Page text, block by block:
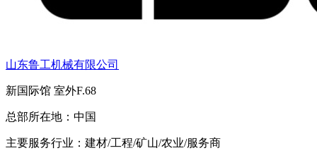
山东鲁工机械有限公司
新国际馆 室外F.68
总部所在地： 中国
主要服务行业： 建材/工程/矿山/农业/服务商